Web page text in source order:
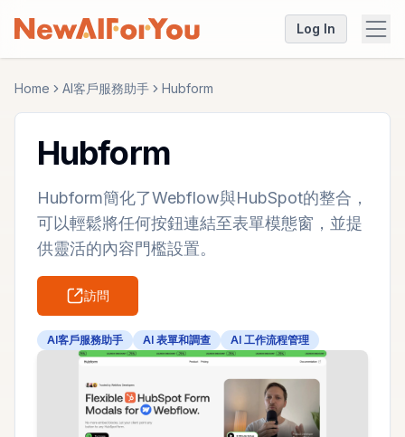
Log In
Home AI客戶服務助手 Hubform
Hubform
Hubform簡化了Webflow與HubSpot的整合，
可以輕鬆將任何按鈕連結至表單模態窗，並提
供靈活的內容門檻設置。
訪問
AI客戶服務助手 AI 表單和調查 AI 工作流程管理